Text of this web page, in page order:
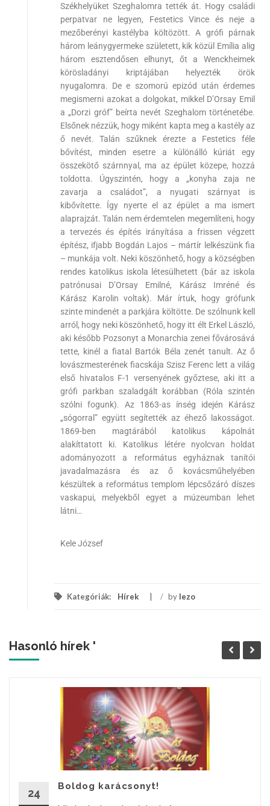
Székhelyüket Szeghalomra tették át. Hogy családi
perpatvar ne legyen, Festetics Vince és neje a
mezőberényi kastélyba költözött. A grófi párnak
három leánygyermeke született, kik közül Emília alig
három esztendősen elhunyt, őt a Wenckheimek
körösladányi kriptájában helyezték örök
nyugalomra. De e szomorú epizód után érdemes
megismerni azokat a dolgokat, mikkel D’Orsay Emil
a „Dorzi gróf” beírta nevét Szeghalom történetébe.
Elsőnek nézzük, hogy miként kapta meg a kastély az
ő nevét. Talán szűknek érezte a Festetics féle
bővítést, minden esetre a különálló kúriát egy
összekötő szárnnyal, ma az épület közepe, hozzá
toldotta. Úgyszintén, hogy a „konyha zaja ne
zavarja a családot”, a nyugati szárnyat is
kibővítette. Így nyerte el az épület a ma ismert
alaprajzát. Talán nem érdemtelen megemlíteni, hogy
a tervezés és építés irányítása a frissen végzett
építész, ifjabb Bogdán Lajos – mártír lelkészünk fia
– munkája volt. Neki köszönhető, hogy a községben
rendes katolikus iskola létesülhetett (bár az iskola
patrónusai D’Orsay Emilné, Kárász Imréné és
Kárász Karolin voltak). Már írtuk, hogy grófunk
szinte mindenét a parkjára költötte. De szólnunk kell
arról, hogy neki köszönhető, hogy itt élt Erkel László,
aki később Pozsonyt a Monarchia zenei fővárosává
tette, kinél a fiatal Bartók Béla zenét tanult. Az ő
lovászmesterének fiacskája Szisz Ferenc lett a világ
első hivatalos F-1 versenyének győztese, aki itt a
grófi parkban szaladgált korábban (Róla szintén
szólni fogunk). Az 1863-as ínség idején Kárász
„sógorral” együtt segítették az éhező lakosságot.
1869-ben magtárából katolikus kápolnát
alakíttatott ki. Katolikus létére nyolcvan holdat
adományozott a református egyháznak tanítói
javadalmazásra és az ő kovácsműhelyében
készültek a református templom lépcsőzáró díszes
vaskapui, melyekből egyet a múzeumban lehet
látni…
Kele József
Kategóriák: Hírek / by lezo
Hasonló hírek '
24
Boldog karácsonyt!